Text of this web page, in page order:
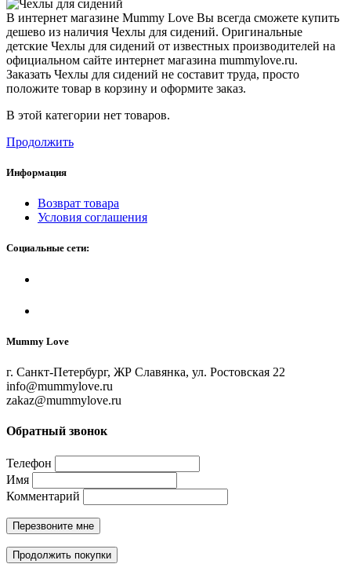
В интернет магазине Mummy Love Вы всегда сможете купить
дешево из наличия Чехлы для сидений. Оригинальные
детские Чехлы для сидений от известных производителей на
официальном сайте интернет магазина mummylove.ru.
Заказать Чехлы для сидений не составит труда, просто
положите товар в корзину и оформите заказ.
В этой категории нет товаров.
Продолжить
Информация
Возврат товара
Условия соглашения
Социальные сети:
Mummy Love
г. Санкт-Петербург, ЖР Славянка, ул. Ростовская 22
info@mummylove.ru
zakaz@mummylove.ru
Обратный звонок
Телефон
Имя
Комментарий
Перезвоните мне
Продолжить покупки